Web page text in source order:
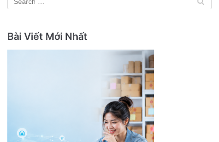
Bài Viết Mới Nhất